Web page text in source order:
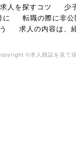
人を探すコツ
少
に
転職の際に非
求人の内容は、
©求人雑誌を見て